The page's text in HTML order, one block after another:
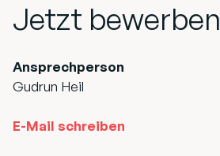
Jetzt bewerben
Ansprechperson
Gudrun Heil
E-Mail schreiben